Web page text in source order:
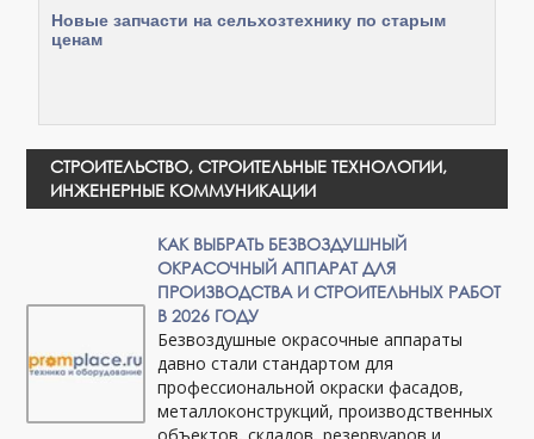
Новые запчасти на сельхозтехнику по старым
ценам
СТРОИТЕЛЬСТВО, СТРОИТЕЛЬНЫЕ ТЕХНОЛОГИИ,
ИНЖЕНЕРНЫЕ КОММУНИКАЦИИ
КАК ВЫБРАТЬ БЕЗВОЗДУШНЫЙ
ОКРАСОЧНЫЙ АППАРАТ ДЛЯ
ПРОИЗВОДСТВА И СТРОИТЕЛЬНЫХ РАБОТ
В 2026 ГОДУ
Безвоздушные окрасочные аппараты
давно стали стандартом для
профессиональной окраски фасадов,
металлоконструкций, производственных